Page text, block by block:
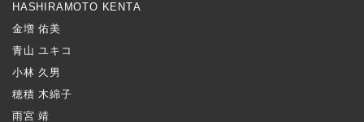
HASHIRAMOTO KENTA
金増 佑美
青山 ユキコ
小林 久男
穂積 木綿子
雨宮 靖